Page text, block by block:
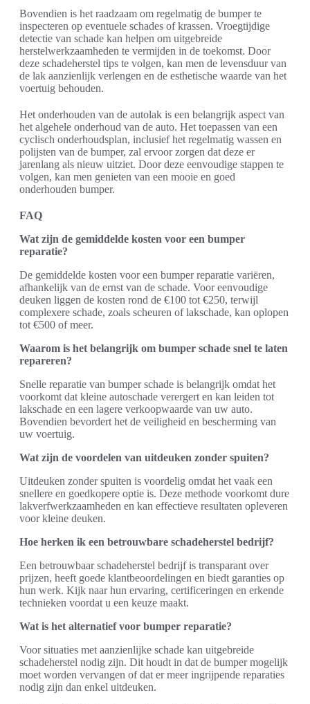
Bovendien is het raadzaam om regelmatig de bumper te
inspecteren op eventuele schades of krassen. Vroegtijdige
detectie van schade kan helpen om uitgebreide
herstelwerkzaamheden te vermijden in de toekomst. Door
deze schadeherstel tips te volgen, kan men de levensduur van
de lak aanzienlijk verlengen en de esthetische waarde van het
voertuig behouden.
Het onderhouden van de autolak is een belangrijk aspect van
het algehele onderhoud van de auto. Het toepassen van een
cyclisch onderhoudsplan, inclusief het regelmatig wassen en
polijsten van de bumper, zal ervoor zorgen dat deze er
jarenlang als nieuw uitziet. Door deze eenvoudige stappen te
volgen, kan men genieten van een mooie en goed
onderhouden bumper.
FAQ
Wat zijn de gemiddelde kosten voor een bumper
reparatie?
De gemiddelde kosten voor een bumper reparatie variëren,
afhankelijk van de ernst van de schade. Voor eenvoudige
deuken liggen de kosten rond de €100 tot €250, terwijl
complexere schade, zoals scheuren of lakschade, kan oplopen
tot €500 of meer.
Waarom is het belangrijk om bumper schade snel te laten
repareren?
Snelle reparatie van bumper schade is belangrijk omdat het
voorkomt dat kleine autoschade verergert en kan leiden tot
lakschade en een lagere verkoopwaarde van uw auto.
Bovendien bevordert het de veiligheid en bescherming van
uw voertuig.
Wat zijn de voordelen van uitdeuken zonder spuiten?
Uitdeuken zonder spuiten is voordelig omdat het vaak een
snellere en goedkopere optie is. Deze methode voorkomt dure
lakverfwerkzaamheden en kan effectieve resultaten opleveren
voor kleine deuken.
Hoe herken ik een betrouwbare schadeherstel bedrijf?
Een betrouwbaar schadeherstel bedrijf is transparant over
prijzen, heeft goede klantbeoordelingen en biedt garanties op
hun werk. Kijk naar hun ervaring, certificeringen en erkende
technieken voordat u een keuze maakt.
Wat is het alternatief voor bumper reparatie?
Voor situaties met aanzienlijke schade kan uitgebreide
schadeherstel nodig zijn. Dit houdt in dat de bumper mogelijk
moet worden vervangen of dat er meer ingrijpende reparaties
nodig zijn dan enkel uitdeuken.